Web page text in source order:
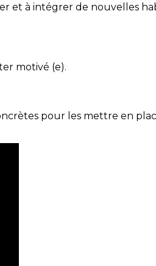
et à intégrer de nouvelles
motivé (e).
pour les mettre en